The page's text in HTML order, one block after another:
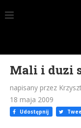
Mali i duzi
napisany przez
18 maja 2009
Udostępnij